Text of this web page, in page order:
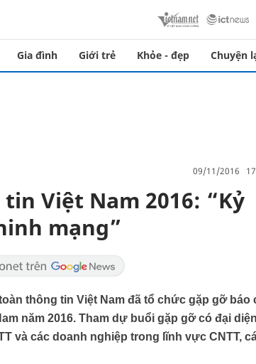
Gia đình Giới trẻ Khỏe - đẹp Chuyện
09/11/2016
Việt Nam 2016: “Kỷ
mạng”
thông tin Việt Nam đã tổ chức gặp gỡ báo
năm 2016. Tham dự buổi gặp gỡ có đại
và các doanh nghiệp trong lĩnh vực CNTT,